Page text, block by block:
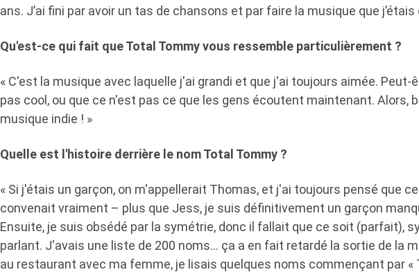
ans. J’ai fini par avoir un tas de chansons et par faire la musique que
Qu'est-ce qui fait que Total Tommy vous ressemble particulièrement ?
« C'est la musique avec laquelle j'ai grandi et que j'ai toujours aimée. Peut-
pas cool, ou que ce n'est pas ce que les gens écoutent maintenant. Alors,
musique indie ! »
Quelle est l'histoire derrière le nom Total Tommy ?
« Si j'étais un garçon, on m'appellerait Thomas, et j'ai toujours pensé que
convenait vraiment – ​​plus que Jess, je suis définitivement un garçon
Ensuite, je suis obsédé par la symétrie, donc il fallait que ce soit (parfait),
parlant. J'avais une liste de 200 noms… ça a en fait retardé la sortie de la
au restaurant avec ma femme, je lisais quelques noms commençant par «